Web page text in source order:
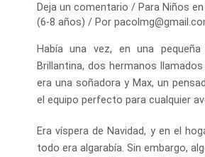
Deja un comentario / Para Niños
(6-8 años) / Por
Había una vez, en una pequeña
Brillantina, dos hermanos llamados
era una soñadora y Max, un
el equipo perfecto para cualquier
Era víspera de Navidad, y en el
todo era algarabía. Sin embargo,